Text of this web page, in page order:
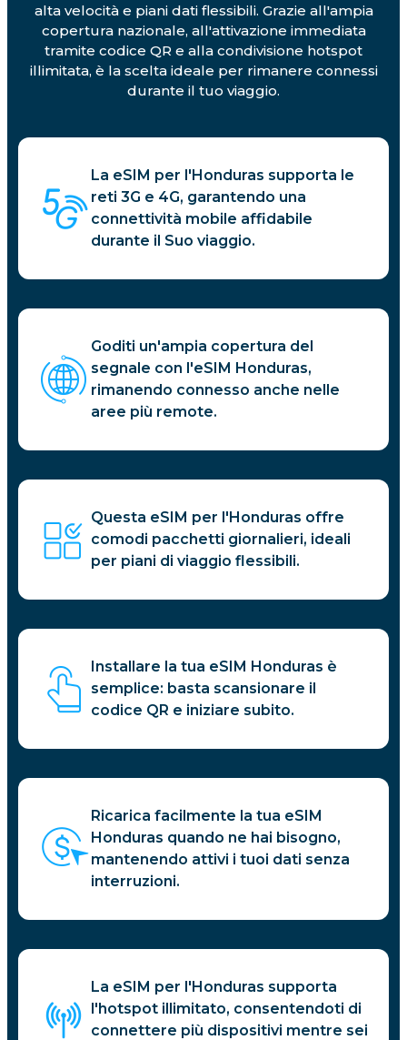
alta velocità e piani dati flessibili. Grazie all'ampia
copertura nazionale, all'attivazione immediata
tramite codice QR e alla condivisione hotspot
illimitata, è la scelta ideale per rimanere connessi
durante il tuo viaggio.
La eSIM per l'Honduras supporta le
reti 3G e 4G, garantendo una
connettività mobile affidabile
durante il Suo viaggio.
Goditi un'ampia copertura del
segnale con l'eSIM Honduras,
rimanendo connesso anche nelle
aree più remote.
Questa eSIM per l'Honduras offre
comodi pacchetti giornalieri, ideali
per piani di viaggio flessibili.
Installare la tua eSIM Honduras è
semplice: basta scansionare il
codice QR e iniziare subito.
Ricarica facilmente la tua eSIM
Honduras quando ne hai bisogno,
mantenendo attivi i tuoi dati senza
interruzioni.
La eSIM per l'Honduras supporta
l'hotspot illimitato, consentendoti di
connettere più dispositivi mentre sei